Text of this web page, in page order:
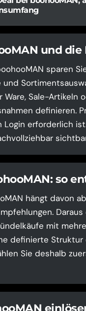
und
sparen
Ware, Sale-
definieren.
Login erforderlich
so
hängt davon
mit
definierte
Sie deshalb